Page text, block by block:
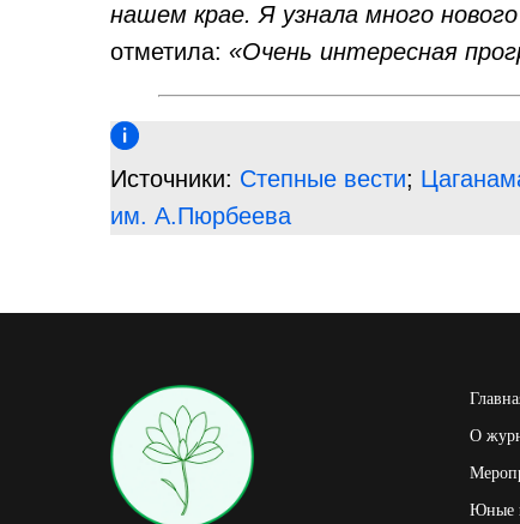
нашем крае. Я узнала много
отметила: «Очень интересная
Источники: Степные вести;
им. А.Пюрбеева
О
Юные